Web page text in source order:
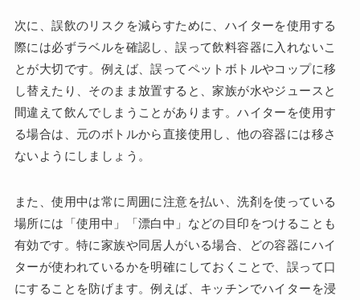
次に、誤飲のリスクを減らすために、ハイターを使用する
際には必ずラベルを確認し、誤って飲料容器に入れないこ
とが大切です。例えば、誤ってペットボトルやコップに移
し替えたり、そのまま放置すると、家族が水やジュースと
間違えて飲んでしまうことがあります。ハイターを使用す
る場合は、元のボトルから直接使用し、他の容器には移さ
ないようにしましょう。
また、使用中は常に周囲に注意を払い、洗剤を使っている
場所には「使用中」「漂白中」などの目印をつけることも
有効です。特に家族や同居人がいる場合、どの容器にハイ
ターが使われているかを明確にしておくことで、誤って口
にすることを防げます。例えば、キッチンでハイターを浸